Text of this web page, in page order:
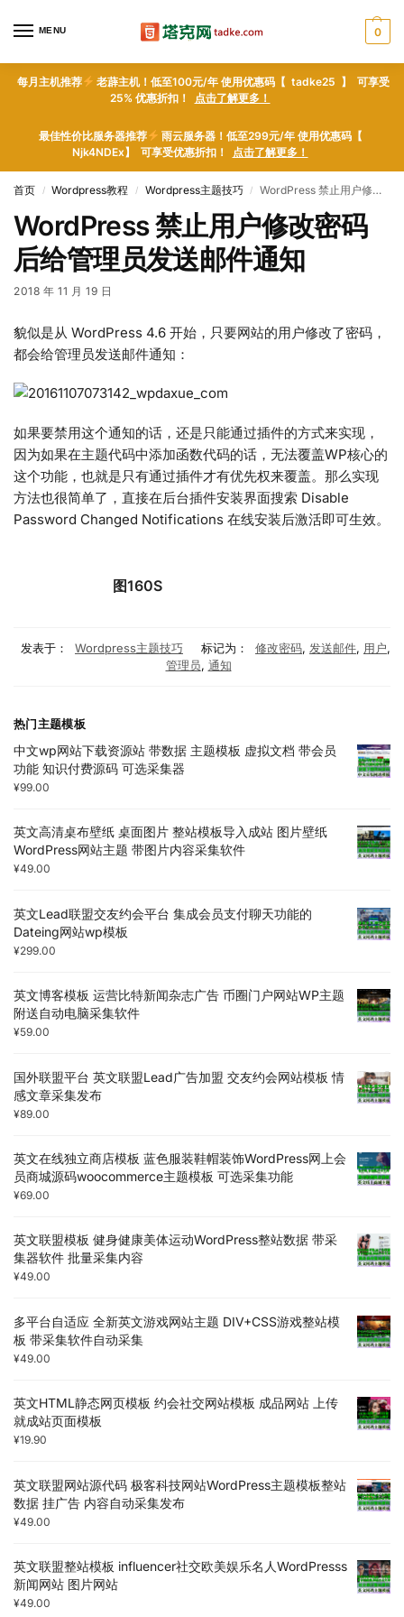
MENU 0
每月主机推荐
老薜主机！低至100元/年 使用优惠码【 tadke25 】 可享受
25% 优惠折扣！ 点击了解更多！
最佳性价比服务器推荐
雨云服务器！低至299元/年 使用优惠码【
Njk4NDEx】 可享受优惠折扣！ 点击了解更多！
首页 / Wordpress教程 / Wordpress主题技巧 / WordPress 禁止用户修改密码后给管理员发送邮件通知
WordPress 禁止用户修改密码
后给管理员发送邮件通知
2018 年 11 月 19 日
貌似是从 WordPress 4.6 开始，只要网站的用户修改了密码，
都会给管理员发送邮件通知：
如果要禁用这个通知的话，还是只能通过插件的方式来实现，
因为如果在主题代码中添加函数代码的话，无法覆盖WP核心的
这个功能，也就是只有通过插件才有优先权来覆盖。那么实现
方法也很简单了，直接在后台插件安装界面搜索 Disable
Password Changed Notifications 在线安装后激活即可生效。
图160S
发表于： Wordpress主题技巧 标记为： 修改密码, 发送邮件, 用户,
管理员, 通知
热门主题模板
中文wp网站下载资源站 带数据 主题模板 虚拟文档 带会员
功能 知识付费源码 可选采集器
¥99.00
英文高清桌布壁纸 桌面图片 整站模板导入成站 图片壁纸
WordPress网站主题 带图片内容采集软件
¥49.00
英文Lead联盟交友约会平台 集成会员支付聊天功能的
Dateing网站wp模板
¥299.00
英文博客模板 运营比特新闻杂志广告 币圈门户网站WP主题
附送自动电脑采集软件
¥59.00
国外联盟平台 英文联盟Lead广告加盟 交友约会网站模板 情
感文章采集发布
¥89.00
英文在线独立商店模板 蓝色服装鞋帽装饰WordPress网上会
员商城源码woocommerce主题模板 可选采集功能
¥69.00
英文联盟模板 健身健康美体运动WordPress整站数据 带采
集器软件 批量采集内容
¥49.00
多平台自适应 全新英文游戏网站主题 DIV+CSS游戏整站模
板 带采集软件自动采集
¥49.00
英文HTML静态网页模板 约会社交网站模板 成品网站 上传
就成站页面模板
¥19.90
英文联盟网站源代码 极客科技网站WordPress主题模板整站
数据 挂广告 内容自动采集发布
¥49.00
英文联盟整站模板 influencer社交欧美娱乐名人WordPresss
新闻网站 图片网站
¥49.00